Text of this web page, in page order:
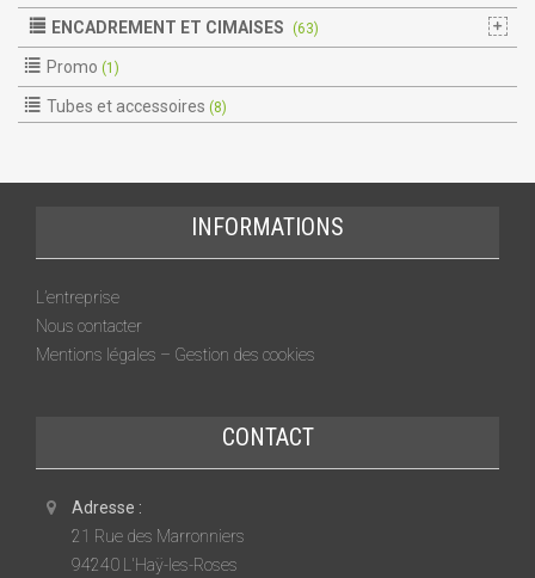
ENCADREMENT ET CIMAISES (63)
Promo (1)
Tubes et accessoires (8)
INFORMATIONS
L’entreprise
Nous contacter
Mentions légales – Gestion des cookies
CONTACT
Adresse :
21 Rue des Marronniers
94240 L'Haÿ-les-Roses